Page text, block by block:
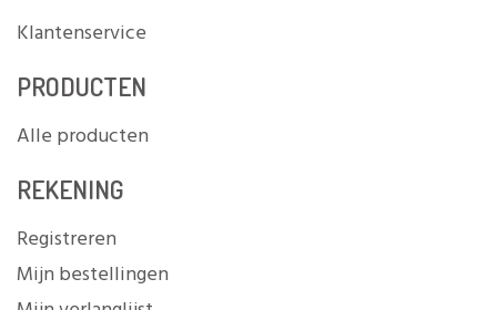
Klantenservice
PRODUCTEN
Alle producten
REKENING
Registreren
Mijn bestellingen